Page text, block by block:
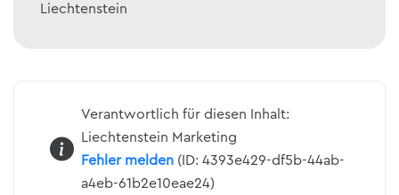
Liechtenstein
Verantwortlich für diesen Inhalt:
Liechtenstein Marketing
Fehler melden (ID: 4393e429-df5b-44ab-
a4eb-61b2e10eae24)